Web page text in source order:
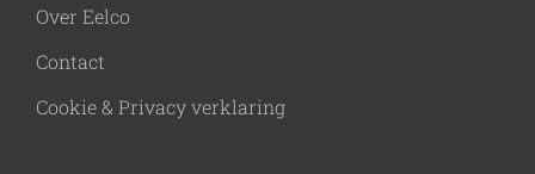
Over Eelco
Contact
Cookie & Privacy verklaring